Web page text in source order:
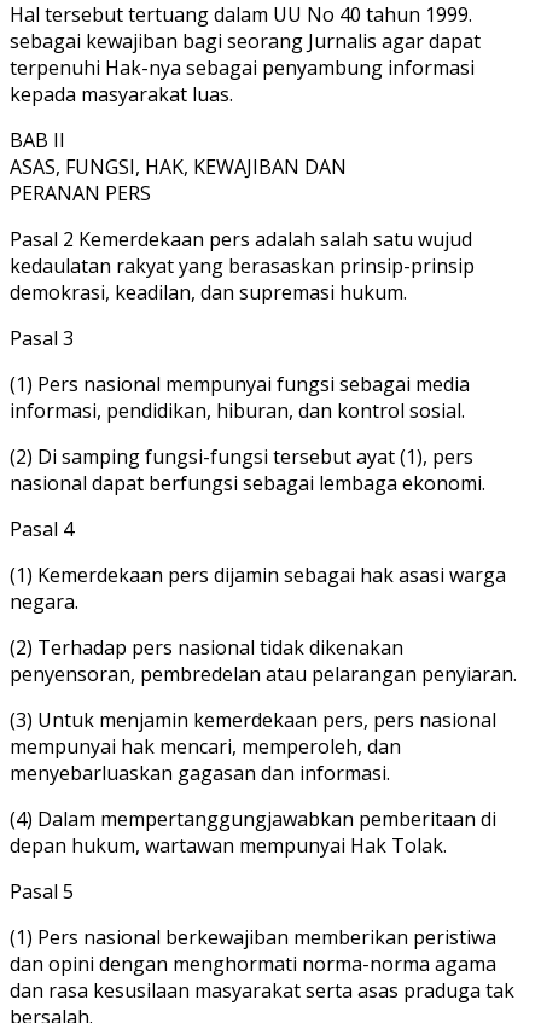
Hal tersebut tertuang dalam UU No 40 tahun 1999.
sebagai kewajiban bagi seorang Jurnalis agar dapat
terpenuhi Hak-nya sebagai penyambung informasi
kepada masyarakat luas.
BAB II
ASAS, FUNGSI, HAK, KEWAJIBAN DAN
PERANAN PERS
Pasal 2 Kemerdekaan pers adalah salah satu wujud
kedaulatan rakyat yang berasaskan prinsip-prinsip
demokrasi, keadilan, dan supremasi hukum.
Pasal 3
(1) Pers nasional mempunyai fungsi sebagai media
informasi, pendidikan, hiburan, dan kontrol sosial.
(2) Di samping fungsi-fungsi tersebut ayat (1), pers
nasional dapat berfungsi sebagai lembaga ekonomi.
Pasal 4
(1) Kemerdekaan pers dijamin sebagai hak asasi warga
negara.
(2) Terhadap pers nasional tidak dikenakan
penyensoran, pembredelan atau pelarangan penyiaran.
(3) Untuk menjamin kemerdekaan pers, pers nasional
mempunyai hak mencari, memperoleh, dan
menyebarluaskan gagasan dan informasi.
(4) Dalam mempertanggungjawabkan pemberitaan di
depan hukum, wartawan mempunyai Hak Tolak.
Pasal 5
(1) Pers nasional berkewajiban memberikan peristiwa
dan opini dengan menghormati norma-norma agama
dan rasa kesusilaan masyarakat serta asas praduga tak
bersalah.